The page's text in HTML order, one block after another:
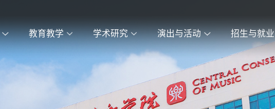
教育教学 学术研究 演出与活动 招生与就业